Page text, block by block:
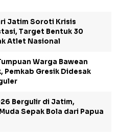
Jatim Soroti Krisis
Target Bentuk 30
Atlet Nasional
Warga Bawean
Pemkab Gresik Didesak
Bergulir di Jatim,
Sepak Bola dari Papua